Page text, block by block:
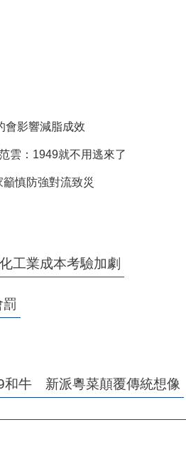
影響減脂成效
雲：1949就不用逃來了
慎防強對流致災
工業成本考驗加劇
和牛 新派粵菜顛覆傳統想像